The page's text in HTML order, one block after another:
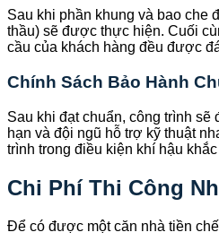
Sau khi phần khung và bao che
thầu) sẽ được thực hiện. Cuối
cầu của khách hàng đều được
Chính Sách Bảo Hành
Sau khi đạt chuẩn, công trình
hạn và đội ngũ hỗ trợ kỹ thuật
trình trong điều kiện khí hậu
Chi Phí Thi Công
Để có được một căn nhà tiền